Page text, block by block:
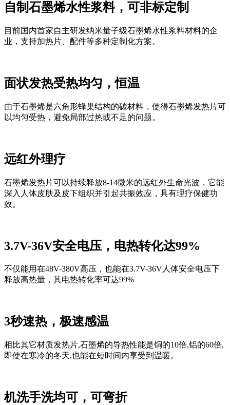
自制石墨烯水性浆料，可非标定制
目前国内首家自主研发纳米量子级石墨烯水性浆料材料的企
业，支持加热片、配件等多种定制化方案。
面状发热受热均匀，恒温
由于石墨烯是六角形蜂巢结构的碳材料，使得石墨烯发热片可
以均匀受热，避免局部过热或不足的问题。
远红外理疗
石墨烯发热片可以持续释放8-14微米的远红外生命光波，它能
深入人体皮肤及皮下组织并引起共振效应，具有理疗保健功
效。
3.7V-36V安全电压，电热转化达99%
不仅能用在48V-380V高压， 也能在3.7V-36V人体安全电压下
释放高热量，其电热转化率可达99%
3秒速热，极速感温
相比其它材质发热片,石墨烯的导热性能是铜的10倍,铝的60倍,
即使在寒冷的冬天,也能在短时间内享受到温暖。
机洗手洗均可，可弯折